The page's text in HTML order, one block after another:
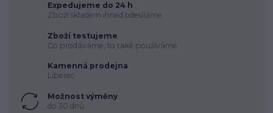
Expedujeme do 24 h
Zboží skladem ihned odesíláme
Zboží testujeme
Co prodáváme, to také používáme
Kamenná prodejna
Liberec
Možnost výměny
do 30 dnů